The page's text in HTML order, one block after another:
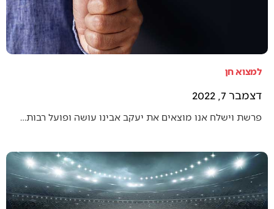
למצוא חן
דצמבר 7, 2022
פרשת וישלח אנו מוצאים את יעקב אבינו עושה ופועל רבות…